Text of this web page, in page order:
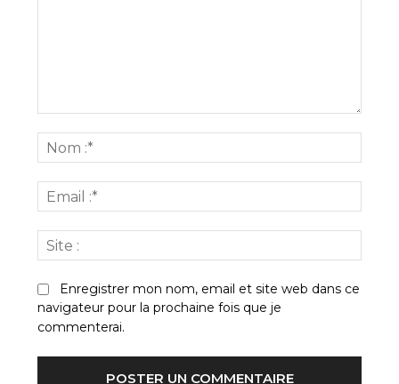
:*
:*
:
Enregistrer mon nom, email et site web dans ce
navigateur pour la prochaine fois que je
commenterai.